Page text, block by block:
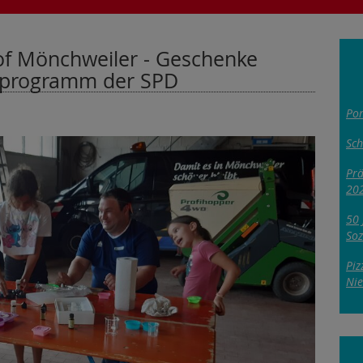
Mönchweiler - Geschenke
der SPD
50